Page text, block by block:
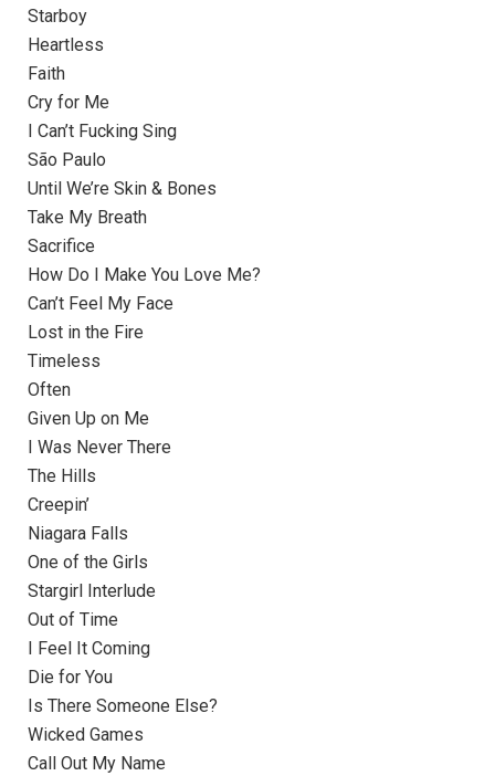
Starboy
Heartless
Faith
Cry for Me
I Can’t Fucking Sing
São Paulo
Until We’re Skin & Bones
Take My Breath
Sacrifice
How Do I Make You Love Me?
Can’t Feel My Face
Lost in the Fire
Timeless
Often
Given Up on Me
I Was Never There
The Hills
Creepin’
Niagara Falls
One of the Girls
Stargirl Interlude
Out of Time
I Feel It Coming
Die for You
Is There Someone Else?
Wicked Games
Call Out My Name